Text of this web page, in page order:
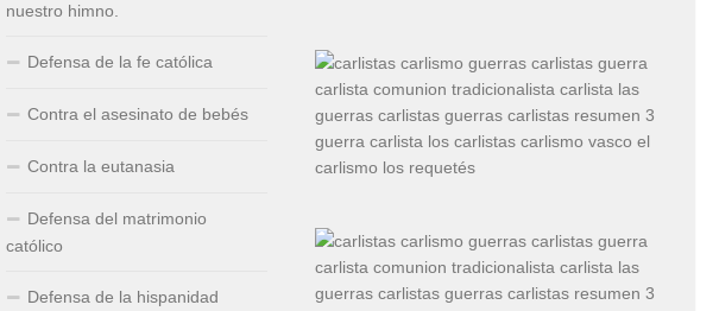
nuestro himno.
Defensa de la fe católica
Contra el asesinato de bebés
Contra la eutanasia
Defensa del matrimonio
católico
Defensa de la hispanidad